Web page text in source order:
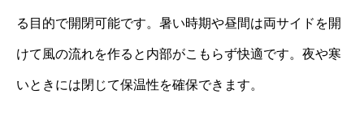
る目的で開閉可能です。暑い時期や昼間は両サイドを開
けて風の流れを作ると内部がこもらず快適です。夜や寒
いときには閉じて保温性を確保できます。